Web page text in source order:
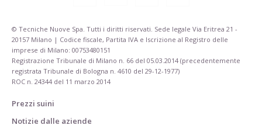
© Tecniche Nuove Spa. Tutti i diritti riservati. Sede legale Via Eritrea 21 -
20157 Milano | Codice fiscale, Partita IVA e Iscrizione al Registro delle
imprese di Milano: 00753480151
Registrazione Tribunale di Milano n. 66 del 05.03.2014 (precedentemente
registrata Tribunale di Bologna n. 4610 del 29-12-1977)
ROC n. 24344 del 11 marzo 2014
Prezzi suini
Notizie dalle aziende